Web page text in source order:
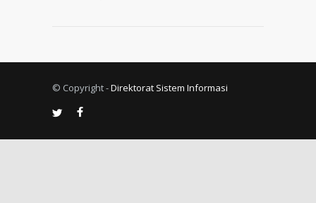
© Copyright -Direktorat Sistem Informasi